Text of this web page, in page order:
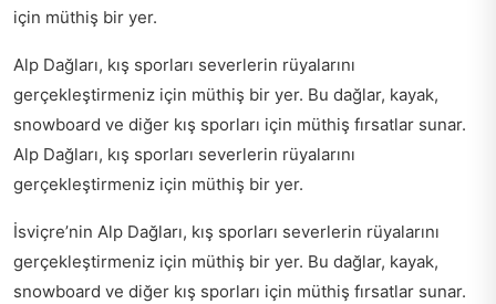
için müthiş bir yer.
Alp Dağları, kış sporları severlerin rüyalarını
gerçekleştirmeniz için müthiş bir yer. Bu dağlar, kayak,
snowboard ve diğer kış sporları için müthiş fırsatlar sunar.
Alp Dağları, kış sporları severlerin rüyalarını
gerçekleştirmeniz için müthiş bir yer.
İsviçre’nin Alp Dağları, kış sporları severlerin rüyalarını
gerçekleştirmeniz için müthiş bir yer. Bu dağlar, kayak,
snowboard ve diğer kış sporları için müthiş fırsatlar sunar.